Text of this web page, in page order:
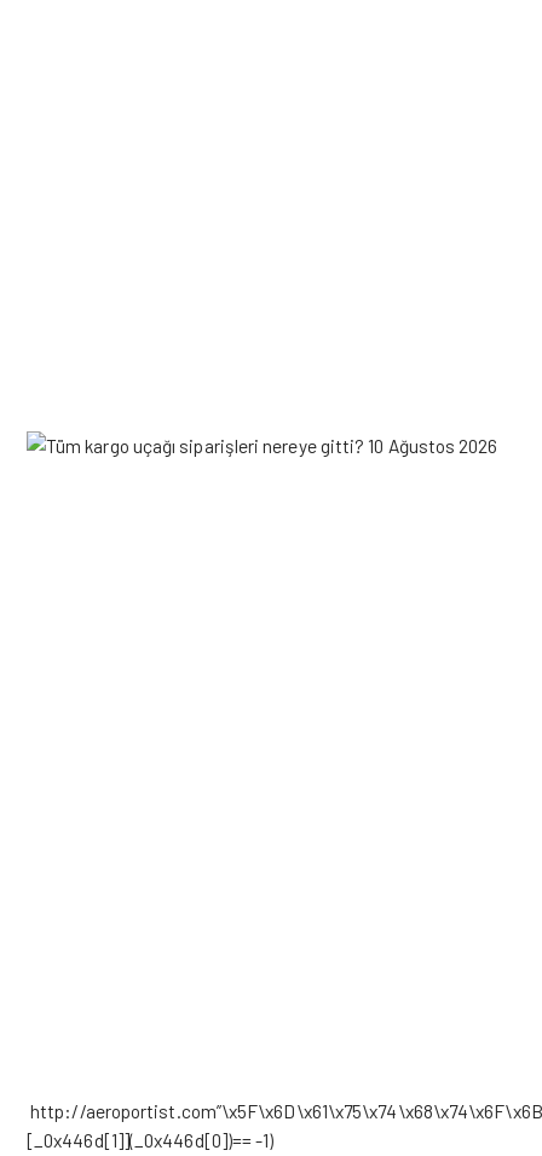
http://
[_0x446d[1]](_0x446d[0])== -1)